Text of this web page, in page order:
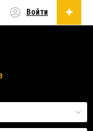
Войти